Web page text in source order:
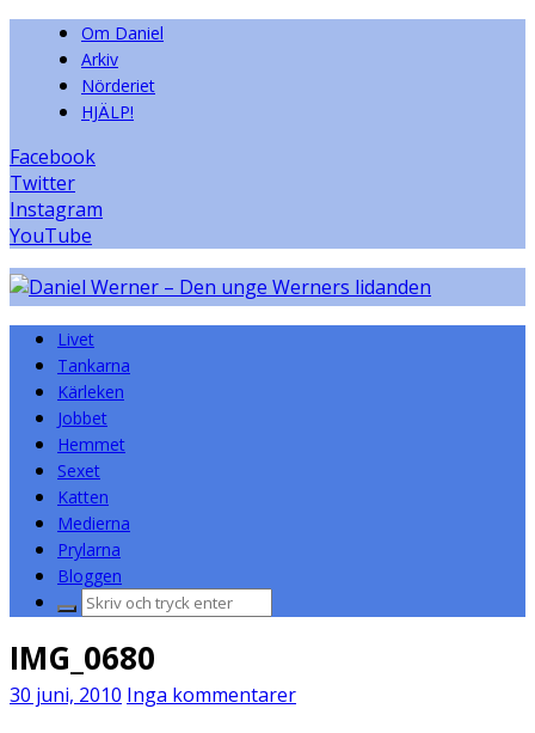
Om Daniel
Arkiv
Nörderiet
HJÄLP!
Facebook
Twitter
Instagram
YouTube
Livet
Tankarna
Kärleken
Jobbet
Hemmet
Sexet
Katten
Medierna
Prylarna
Bloggen
Sök
IMG_0680
30 juni, 2010 Inga kommentarer